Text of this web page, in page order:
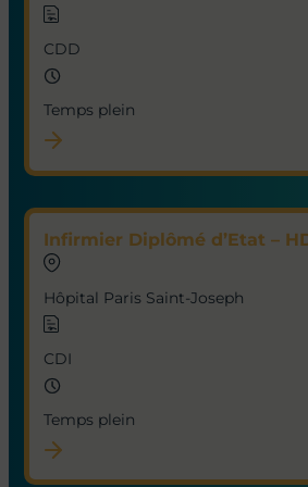
CDD
Temps plein
Infirmier Diplômé d’Etat –
Hôpital Paris Saint-Joseph
CDI
Temps plein